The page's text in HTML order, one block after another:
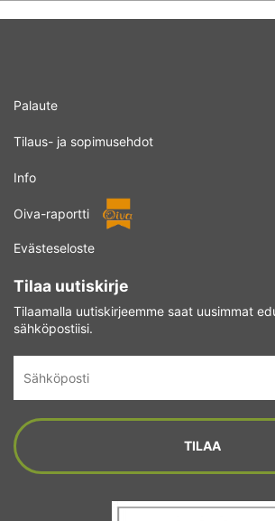
Palaute
Tilaus- ja sopimusehdot
Info
Oiva-raportti
Evästeseloste
Tilaa uutiskirje
Tilaamalla uutiskirjeemme saat uusimmat
sähköpostiisi.